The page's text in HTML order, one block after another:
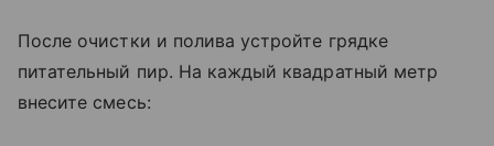
После очистки и полива устройте грядке
питательный пир. На каждый квадратный метр
внесите смесь: